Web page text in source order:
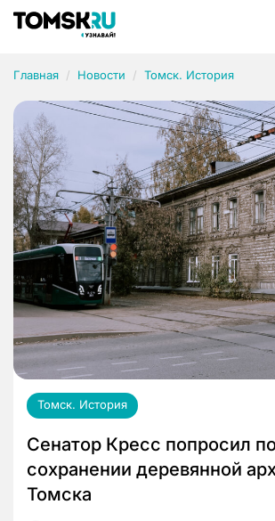
Главная Новости Томск. История
Томск. История
Сенатор Кресс попросил
сохранении деревянной
Томска